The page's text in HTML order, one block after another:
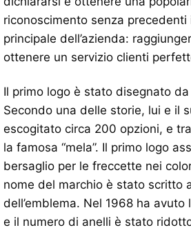
riconoscimento senza precedenti
principale dell’azienda:
ottenere un servizio clienti
Il primo logo è stato disegnato
Secondo una delle storie, lui e il
escogitato circa 200 opzioni, e
la famosa “mela”. Il primo logo
bersaglio per le freccette nei
nome del marchio è stato scritto
dell’emblema. Nel 1968 ha
e il numero di anelli è stato